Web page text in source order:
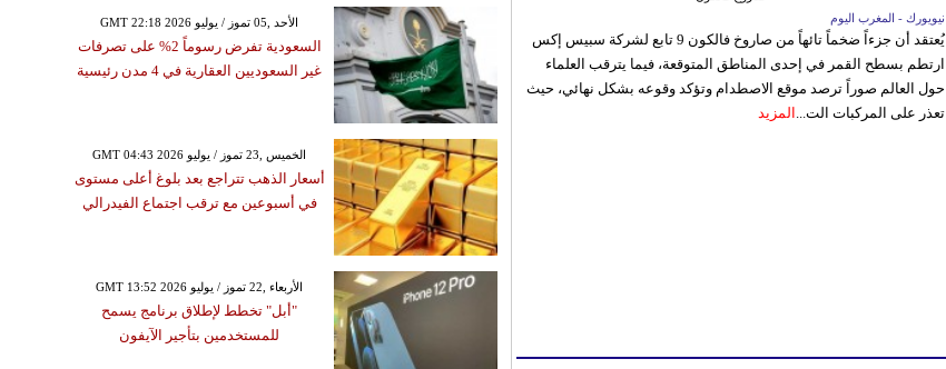
نيويورك - المغرب اليوم
يُعتقد أن جزءاً ضخماً تائهاً من صاروخ فالكون 9 تابع لشركة سبيس إكس
ارتطم بسطح القمر في إحدى المناطق المتوقعة، فيما يترقب العلماء
حول العالم صوراً ترصد موقع الاصطدام وتؤكد وقوعه بشكل نهائي، حيث
تعذر على المركبات الت... المزيد
GMT 22:18 2026 الأحد ,05 تموز / يوليو
السعودية تفرض رسوماً 2% على تصرفات
غير السعوديين العقارية في 4 مدن رئيسية
GMT 04:43 2026 الخميس ,23 تموز / يوليو
أسعار الذهب تتراجع بعد بلوغ أعلى مستوى
في أسبوعين مع ترقب اجتماع الفيدرالي
GMT 13:52 2026 الأربعاء ,22 تموز / يوليو
"أبل" تخطط لإطلاق برنامج يسمح
للمستخدمين بتأجير الآيفون